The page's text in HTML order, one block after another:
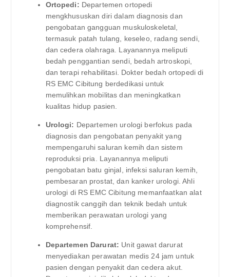
Ortopedi: Departemen ortopedi
mengkhususkan diri dalam diagnosis dan
pengobatan gangguan muskuloskeletal,
termasuk patah tulang, keseleo, radang sendi,
dan cedera olahraga. Layanannya meliputi
bedah penggantian sendi, bedah artroskopi,
dan terapi rehabilitasi. Dokter bedah ortopedi di
RS EMC Cibitung berdedikasi untuk
memulihkan mobilitas dan meningkatkan
kualitas hidup pasien.
Urologi: Departemen urologi berfokus pada
diagnosis dan pengobatan penyakit yang
mempengaruhi saluran kemih dan sistem
reproduksi pria. Layanannya meliputi
pengobatan batu ginjal, infeksi saluran kemih,
pembesaran prostat, dan kanker urologi. Ahli
urologi di RS EMC Cibitung memanfaatkan alat
diagnostik canggih dan teknik bedah untuk
memberikan perawatan urologi yang
komprehensif.
Departemen Darurat: Unit gawat darurat
menyediakan perawatan medis 24 jam untuk
pasien dengan penyakit dan cedera akut.